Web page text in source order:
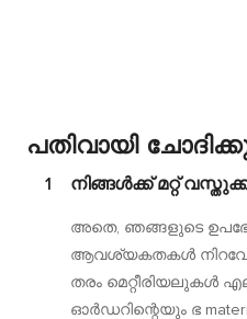
പതിവായി
1 നിങ്ങൾക്ക് മറ്റ്
അതെ, ഞങ്ങളുടെ
ആവശ്യകതകൾ
തരം മെറ്റീരിയലുകൾ
ഓർഡറിന്റെയും ഭ